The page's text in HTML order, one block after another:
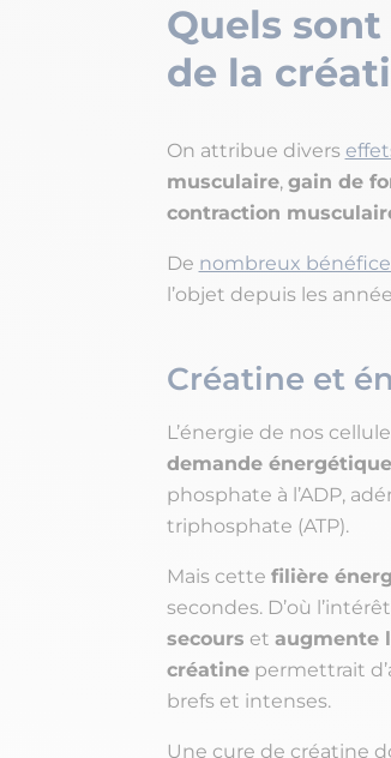
Quels
de la
On attribue divers
musculaire, gain de
contraction
De nombreux
l’objet depuis les
Créatine et
L’énergie de nos
demande
phosphate à l’ADP,
triphosphate (ATP).
Mais cette filière
secondes. D’où
secours et augmente
créatinepermettrait
brefs et intenses.
Une cure de créatine